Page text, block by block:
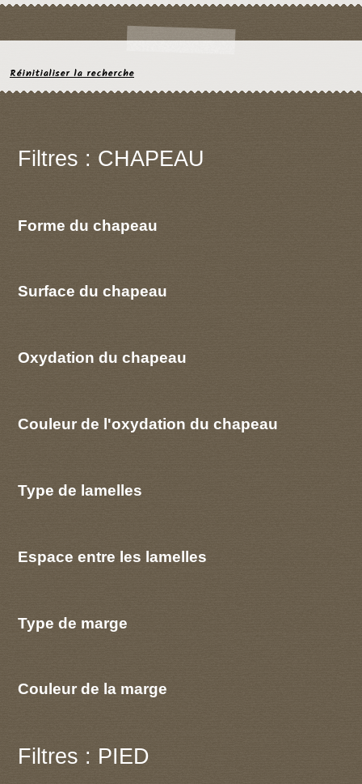
Réinitialiser la recherche
Filtres : CHAPEAU
Forme du chapeau
Surface du chapeau
Oxydation du chapeau
Couleur de l'oxydation du chapeau
Type de lamelles
Espace entre les lamelles
Type de marge
Couleur de la marge
Filtres : PIED